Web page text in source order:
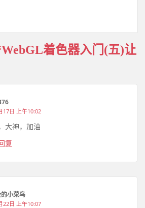
着色器入门(五)让
17日 上午10:02
大神，加油
复
小菜鸟
22日 上午10:07